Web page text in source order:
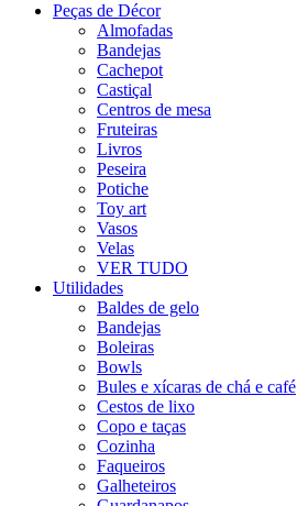
Peças de Décor
Almofadas
Bandejas
Cachepot
Castiçal
Centros de mesa
Fruteiras
Livros
Peseira
Potiche
Toy art
Vasos
Velas
VER TUDO
Utilidades
Baldes de gelo
Bandejas
Boleiras
Bowls
Bules e xícaras de chá e café
Cestos de lixo
Copo e taças
Cozinha
Faqueiros
Galheteiros